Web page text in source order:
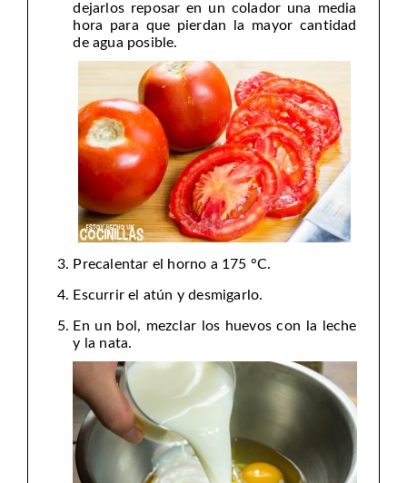
dejarlos reposar en un colador una media
hora para que pierdan la mayor cantidad
de agua posible.
Precalentar el horno a 175 °C.
Escurrir el atún y desmigarlo.
En un bol, mezclar los huevos con la leche
y la nata.